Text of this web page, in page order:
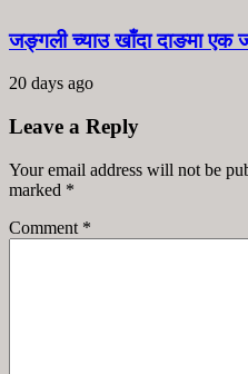
जङ्गली च्याउ खाँदा दाङमा एक
20 days ago
Leave a Reply
Your email address will not be
marked *
Comment *